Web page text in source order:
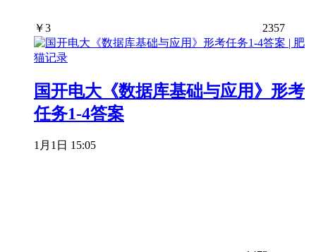
￥3 2357
国开电大《数据库基础与应用》形考
任务1-4答案
1月1日 15:05